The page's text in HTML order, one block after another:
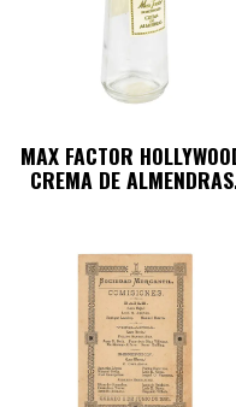
MAX FACTOR
CREMA DE